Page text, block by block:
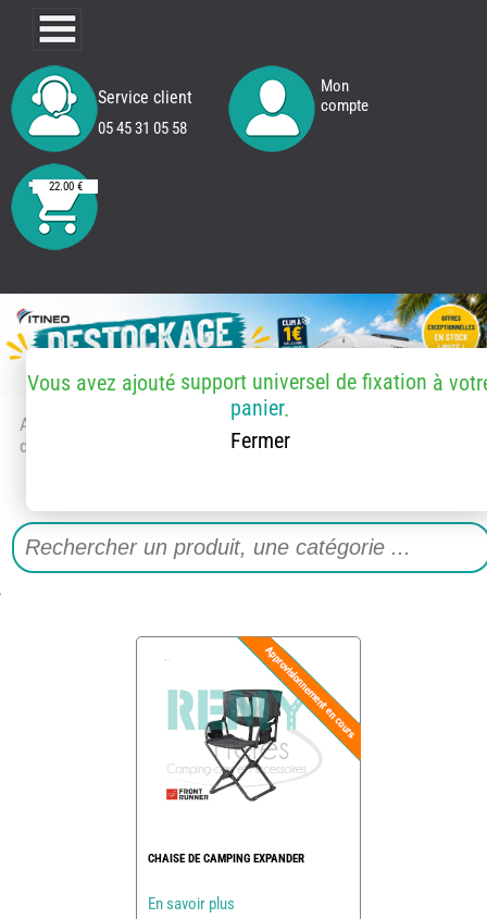
Service client
05 45 31 05 58
Mon
compte
22.00 €
Accueil
> Accessoires et pièces
détachées
Vous avez ajouté support universel de fixation à
panier.
Fermer
CHAISE DE CAMPING EXPANDER
En savoir plus